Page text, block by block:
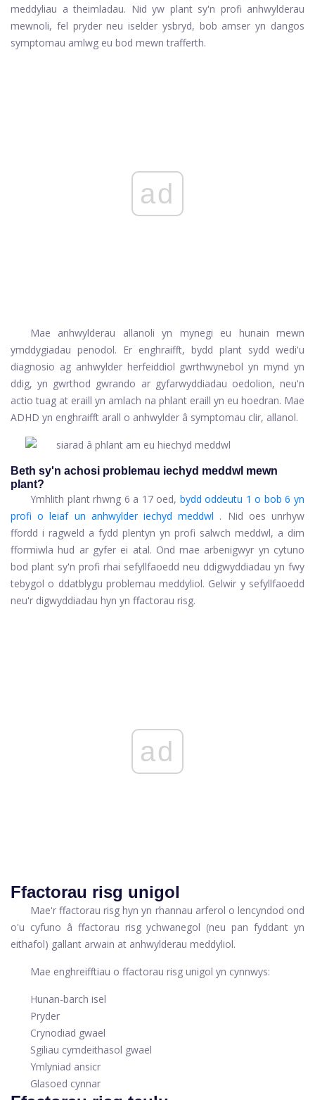
meddyliau a theimladau. Nid yw plant sy'n profi anhwylderau
mewnoli, fel pryder neu iselder ysbryd, bob amser yn dangos
symptomau amlwg eu bod mewn trafferth.
ad
Mae anhwylderau allanoli yn mynegi eu hunain mewn
ymddygiadau penodol. Er enghraifft, bydd plant sydd wedi'u
diagnosio ag anhwylder herfeiddiol gwrthwynebol yn mynd yn
ddig, yn gwrthod gwrando ar gyfarwyddiadau oedolion, neu'n
actio tuag at eraill yn amlach na phlant eraill yn eu hoedran. Mae
ADHD yn enghraifft arall o anhwylder â symptomau clir, allanol.
Beth sy'n achosi problemau iechyd meddwl mewn
plant?
Ymhlith plant rhwng 6 a 17 oed, bydd oddeutu 1 o bob 6 yn
profi o leiaf un anhwylder iechyd meddwl . Nid oes unrhyw
ffordd i ragweld a fydd plentyn yn profi salwch meddwl, a dim
fformiwla hud ar gyfer ei atal. Ond mae arbenigwyr yn cytuno
bod plant sy'n profi rhai sefyllfaoedd neu ddigwyddiadau yn fwy
tebygol o ddatblygu problemau meddyliol. Gelwir y sefyllfaoedd
neu'r digwyddiadau hyn yn ffactorau risg.
ad
Ffactorau risg unigol
Mae'r ffactorau risg hyn yn rhannau arferol o lencyndod ond
o'u cyfuno â ffactorau risg ychwanegol (neu pan fyddant yn
eithafol) gallant arwain at anhwylderau meddyliol.
Mae enghreifftiau o ffactorau risg unigol yn cynnwys:
Hunan-barch isel
Pryder
Crynodiad gwael
Sgiliau cymdeithasol gwael
Ymlyniad ansicr
Glasoed cynnar